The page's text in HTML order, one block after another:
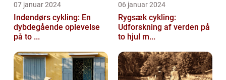
07 januar 2024
Indendørs cykling: En
dybdegående oplevelse
på to ...
06 januar 2024
Rygsæk cykling:
Udforskning af verden på
to hjul m...